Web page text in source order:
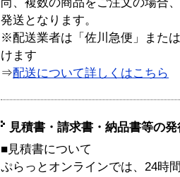
尚、複数の商品をご注文の場合
発送となります。
※配送業者は「佐川急便」また
けます
⇒配送について詳しくはこちら
見積書・請求書・納品書等の
■見積書について
ぷらっとオンラインでは、24時